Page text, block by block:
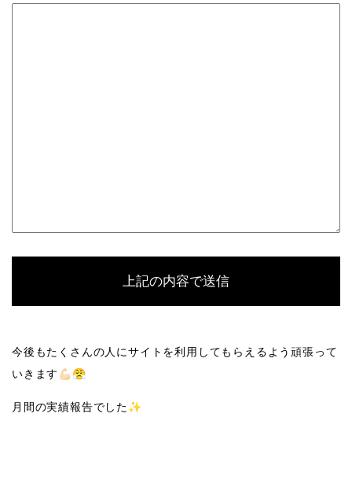
今後もたくさんの人にサイトを利用してもらえるよう頑張って
いきます💪🏻😤
月間の実績報告でした✨